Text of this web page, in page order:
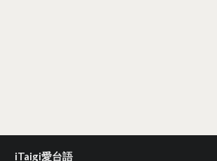
iTaigi愛台語